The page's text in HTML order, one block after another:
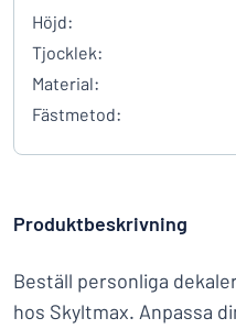
Höjd:
Tjocklek:
Material:
Fästmetod:
Produktbeskrivning
Beställ personliga
hos Skyltmax. Anpassa